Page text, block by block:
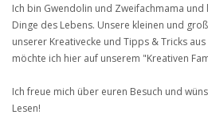
Ich bin Gwendolin und Zweifachmama
Dinge des Lebens. Unsere kleinen und
unserer Kreativecke und Tipps & Tricks
möchte ich hier auf unserem "Kreativen
Ich freue mich über euren Besuch und
Lesen!